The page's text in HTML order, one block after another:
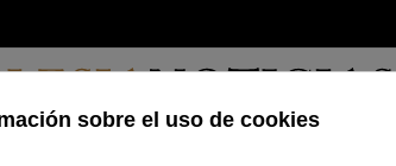
Viernes, 07 de agosto de 2026